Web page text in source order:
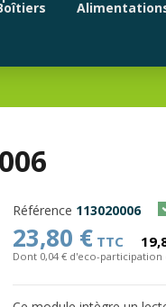
Référence 113020006
23,80 € TTC
Dont 0,04 € d'eco-